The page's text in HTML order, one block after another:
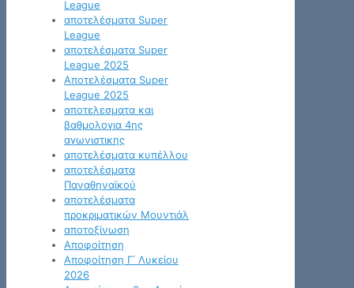
League
αποτελέσματα Super
League
αποτελέσματα Super
League 2025
Αποτελέσματα Super
League 2025
αποτελεσματα και
βαθμολογια 4ης
αγωνιστικης
αποτελέσματα κυπέλλου
αποτελέσματα
Παναθηναϊκού
αποτελέσματα
προκριματικών Μουντιάλ
αποτοξίνωση
Αποφοίτηση
Αποφοίτηση Γ΄ Λυκείου
2026